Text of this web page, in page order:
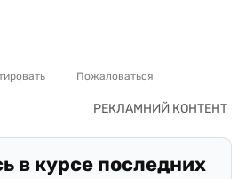
Пожаловаться
в курсе последних